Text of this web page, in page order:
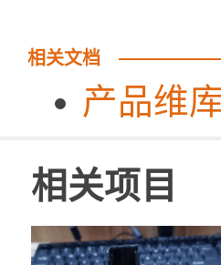
相关文档
产品维
相关项目